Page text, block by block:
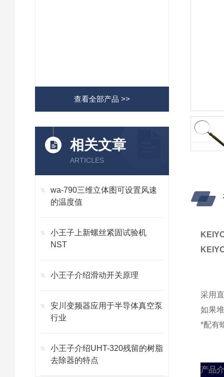
查看全部产品 >>
相关文章
ARTICLES
wa-790三维立体图可设置风速
的温度值
小王子上新螺丝紧固试验机
NST
小王子介绍滑动开关原理
安川变频器应用于半导体真空泵
行业
小王子介绍UHT-320残留的树脂
去除器的特点
采用
如果
*配有
产品